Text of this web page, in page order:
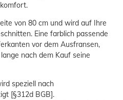
von 80 cm und wird auf Ihre
Eine farblich passende
vor dem Ausfransen,
nach dem Kauf seine
speziell nach
[§312d BGB].